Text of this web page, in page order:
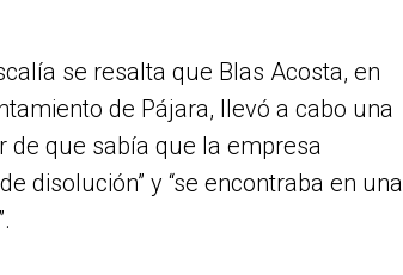
se resalta que Blas Acosta, en
de Pájara, llevó a cabo una
de que sabía que la empresa
disolución” y “se encontraba en una